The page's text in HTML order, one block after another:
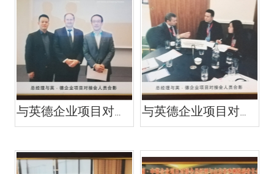
与英德企业项目对接会人员合影 与英德企业项目对接会人员合影